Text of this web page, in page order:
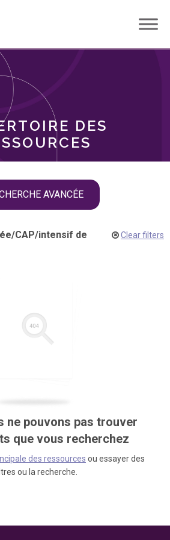
DES
AVANCÉE
/CAP/intensif de
Clear filters
ne pouvons pas trouver
que vous recherchez
des ressources ou essayer des
ou la recherche.